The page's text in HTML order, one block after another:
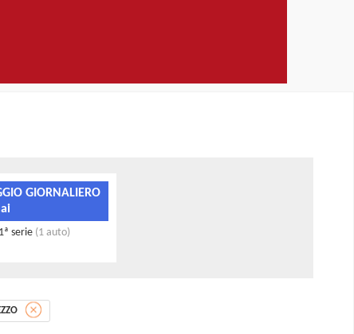
GIORNALIERO
serie (1 auto)